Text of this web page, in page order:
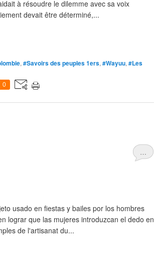
à résoudre le dilemme avec sa voix
devait être déterminé,...
, #Savoirs des peuples 1ers, #Wayuu, #Les
0
…
usado en fiestas y bailes por los hombres
lograr que las mujeres introduzcan el dedo en
de l'artisanat du...